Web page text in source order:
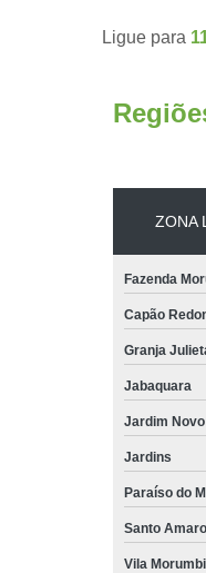
Ligue para
ZONA
Fazenda
Capão
Granja
Jabaquara
Jardim
Jardins
Paraíso do
Santo Amaro
Vila Morumbi